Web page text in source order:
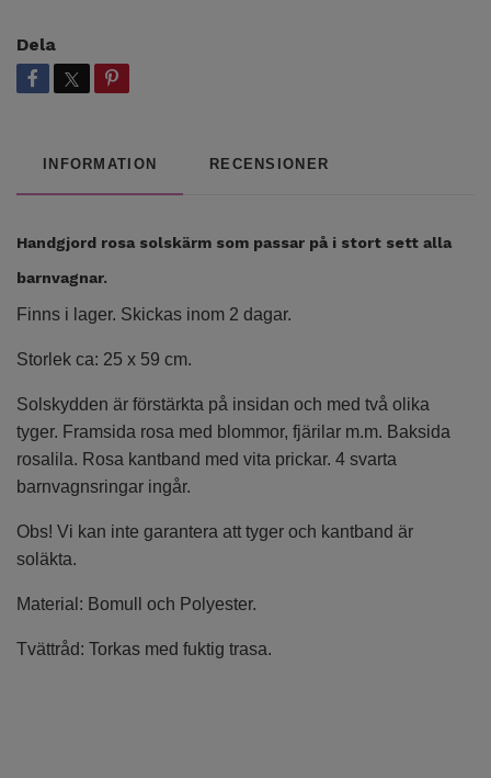
Dela
INFORMATION RECENSIONER
Handgjord rosa solskärm som passar på i stort sett alla
barnvagnar.
Finns i lager. Skickas inom 2 dagar.
Storlek ca: 25 x 59 cm.
Solskydden är förstärkta på insidan och med två olika
tyger. Framsida rosa med blommor, fjärilar m.m. Baksida
rosalila. Rosa kantband med vita prickar. 4 svarta
barnvagnsringar ingår.
Obs! Vi kan inte garantera att tyger och kantband är
soläkta.
Material: Bomull och Polyester.
Tvättråd: Torkas med fuktig trasa.